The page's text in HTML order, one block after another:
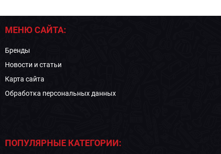
МЕНЮ САЙТА:
Бренды
Новости и статьи
Карта сайта
Обработка персональных данных
ПОПУЛЯРНЫЕ КАТЕГОРИИ: